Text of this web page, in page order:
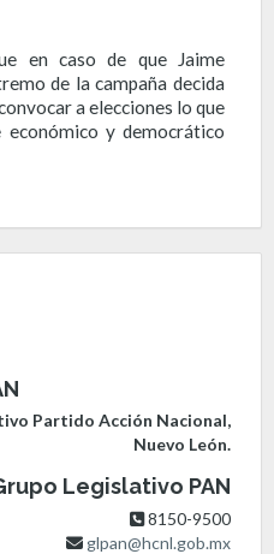
en caso de que Jaime
de la campaña decida
a elecciones lo que
económico y democrático
Partido Acción Nacional,
Nuevo León.
Legislativo PAN
8150-9500
glpan@hcnl.gob.mx